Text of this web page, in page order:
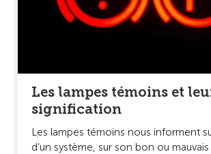
Les lampes témoins et
signification
Les lampes témoins nous informent
d’un système, sur son bon ou mauvais